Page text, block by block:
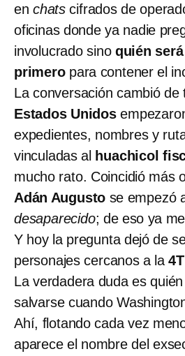
en chats cifrados de
oficinas donde ya nadie
involucrado sino quién
primeropara contener el
La conversación cambió de
Estados Unidos
expedientes, nombres y
vinculadas al huachicol
mucho rato. Coincidió más
Adán Augusto se empezó
desaparecido; de eso ya
Y hoy la pregunta dejó de
personajes cercanos a la4T
La verdadera duda es
salvarse cuando
Ahí, flotando cada vez
aparece el nombre del